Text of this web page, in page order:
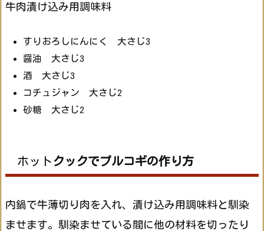
牛肉漬け込み用調味料
すりおろしにんにく 大さじ3
醤油 大さじ3
酒 大さじ3
コチュジャン 大さじ2
砂糖 大さじ2
ホット クックでプルコギの作り方
内鍋で牛薄切り肉を入れ、漬け込み用調味料と馴染
ませます。馴染ませている間に他の材料を切ったり